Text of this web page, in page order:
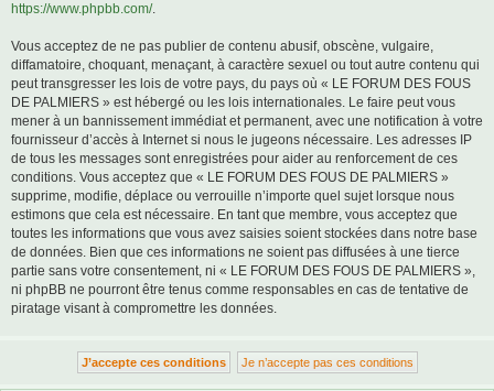
https://www.phpbb.com/.
Vous acceptez de ne pas publier de contenu abusif, obscène, vulgaire,
diffamatoire, choquant, menaçant, à caractère sexuel ou tout autre contenu qui
peut transgresser les lois de votre pays, du pays où « LE FORUM DES FOUS
DE PALMIERS » est hébergé ou les lois internationales. Le faire peut vous
mener à un bannissement immédiat et permanent, avec une notification à votre
fournisseur d’accès à Internet si nous le jugeons nécessaire. Les adresses IP
de tous les messages sont enregistrées pour aider au renforcement de ces
conditions. Vous acceptez que « LE FORUM DES FOUS DE PALMIERS »
supprime, modifie, déplace ou verrouille n’importe quel sujet lorsque nous
estimons que cela est nécessaire. En tant que membre, vous acceptez que
toutes les informations que vous avez saisies soient stockées dans notre base
de données. Bien que ces informations ne soient pas diffusées à une tierce
partie sans votre consentement, ni « LE FORUM DES FOUS DE PALMIERS »,
ni phpBB ne pourront être tenus comme responsables en cas de tentative de
piratage visant à compromettre les données.